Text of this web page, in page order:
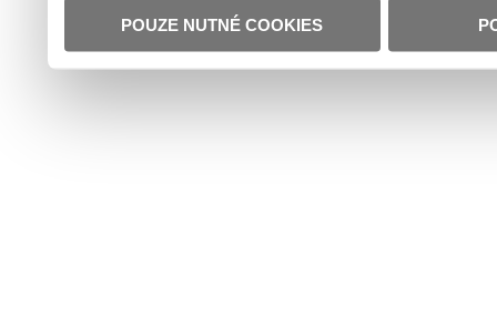
POUZE NUTNÉ COOKIES